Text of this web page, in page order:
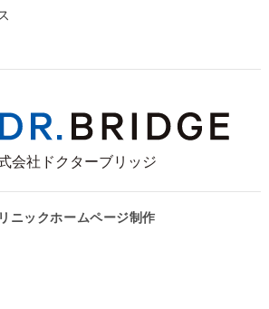
ニックホームページ制作